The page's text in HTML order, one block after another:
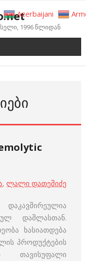
1996 წლიდან
, ლალი დათეშიძე
დაშლასთან.
ხასიათდება
პროდუქტების
თავისუფალი
Azerbaijani